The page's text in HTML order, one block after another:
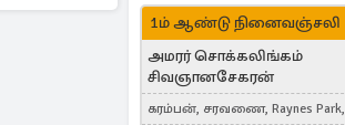
1ம் ஆண்டு நினைவஞ்சலி
அமரர் சொக்கலிங்கம்
சிவஞானசேகரன்
கரம்பன், சரவணை, Raynes Park,